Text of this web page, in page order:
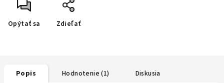
Opýtať sa Zdieľať
Popis Hodnotenie (1) Diskusia